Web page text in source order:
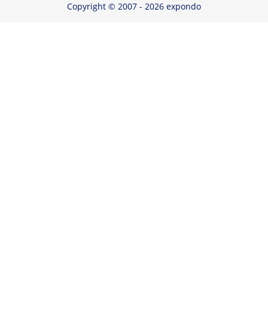
Copyright © 2007 - 2026 expondo